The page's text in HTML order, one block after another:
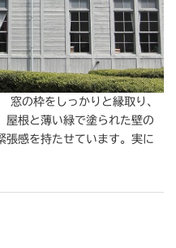
窓の枠をしっかりと縁取り、
屋根と薄い緑で塗られた壁の
張感を持たせています。実に